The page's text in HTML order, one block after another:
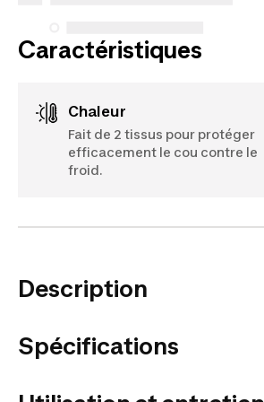
Caractéristiques
Chaleur
Fait de 2 tissus pour protéger
efficacement le cou contre le
froid.
Description
Spécifications